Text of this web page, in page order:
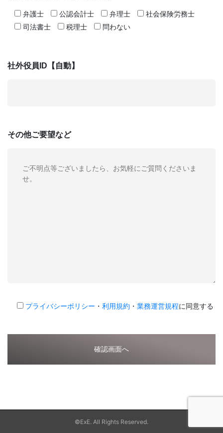
弁護士 公認会計士 弁理士
社会保険労務士
司法書士
税理士 問わない
社外役員ID【自動】
その他ご要望など
プライバシーポリシー ・ 利用規約 ・ 業務運営規程に同意する
©ExE. All Rights Reserved.